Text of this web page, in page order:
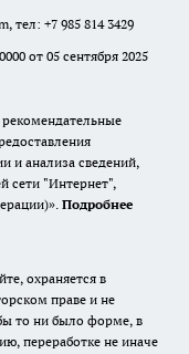
тел: +7 985 814 3429
от 05 сентября 2025
и анализа сведений,
сети "Интернет",
Подробнее
охраняется в
праве и не
то ни было форме, в
переработке не иначе